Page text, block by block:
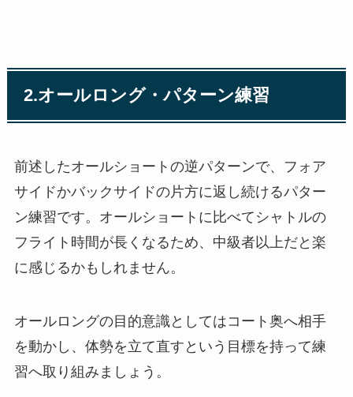
2.オールロング・パターン練習
前述したオールショートの逆パターンで、フォア
サイドかバックサイドの片方に返し続けるパター
ン練習です。オールショートに比べてシャトルの
フライト時間が長くなるため、中級者以上だと楽
に感じるかもしれません。
オールロングの目的意識としてはコート奥へ相手
を動かし、体勢を立て直すという目標を持って練
習へ取り組みましょう。